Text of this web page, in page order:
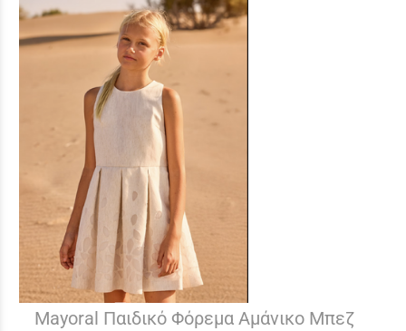
Mayoral Παιδικό Φόρεμα Αμάνικο Μπεζ